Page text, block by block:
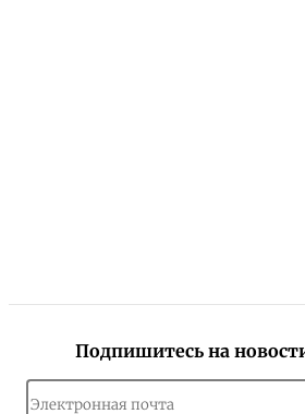
Подпишитесь на